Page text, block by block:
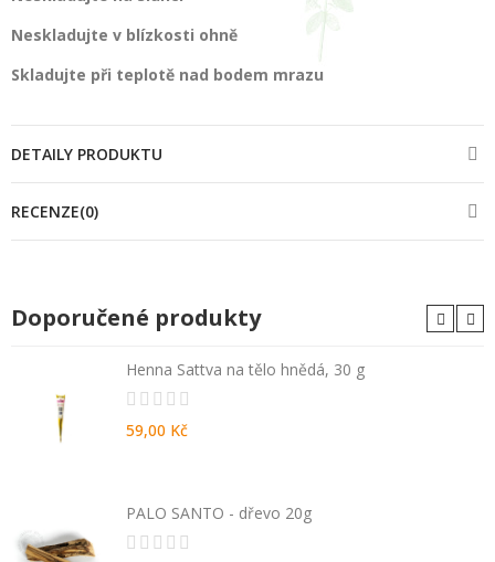
Neskladujte v blízkosti ohně
Skladujte při teplotě nad bodem mrazu
DETAILY PRODUKTU
RECENZE(0)
Doporučené produkty
Henna Sattva na tělo hnědá, 30 g
59,00 Kč
PALO SANTO - dřevo 20g